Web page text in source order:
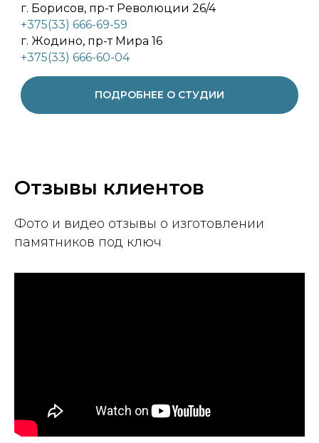
г. Борисов, пр-т Революции 26/4
+375(33) 666-69-59
г. Жодино, пр-т Мира 16
+375(33) 666-60-04
ПОДРОБНЕЕ О СТУДИИ
Отзывы клиентов
Фото и видео отзывы о изготовлении
памятников под ключ